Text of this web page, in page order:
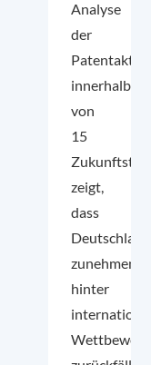
Analyse
der
innerhalb
von
15
zeigt,
dass
Deutschland
zunehmend
hinter
internationale